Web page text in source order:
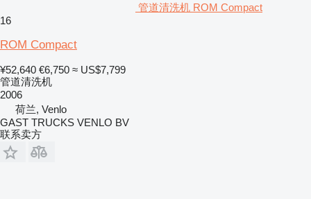
管道清洗机 ROM Compact
16
ROM Compact
¥52,640 €6,750 ≈ US$7,799
管道清洗机
2006
荷兰, Venlo
GAST TRUCKS VENLO BV
联系卖方